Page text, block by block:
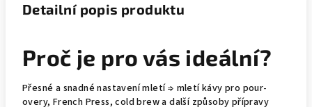
Detailní popis produktu
Proč je pro vás ideální?
Přesné a snadné nastavení mletí ⇒ mletí kávy pro pour-
overy, French Press, cold brew a další způsoby přípravy